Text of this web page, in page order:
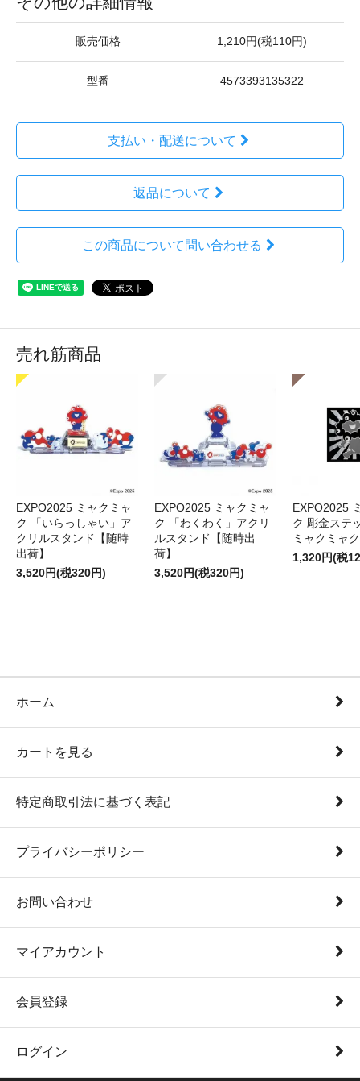
販売価格 1,210円(税110円)
型番 4573393135322
支払い・配送について
返品について
この商品について問い合わせる
売れ筋商品
EXPO2025 ミャクミャ
ク 「いらっしゃい」ア
クリルスタンド【随時
出荷】
3,520円(税320円)
EXPO2025 ミャクミャ
ク 「わくわく」アクリ
ルスタンド【随時出
荷】
3,520円(税320円)
EXPO2025
ク 彫金ステ
ミャクミャク
1,320円(税
ホーム
カートを見る
特定商取引法に基づく表記
プライバシーポリシー
お問い合わせ
マイアカウント
会員登録
ログイン